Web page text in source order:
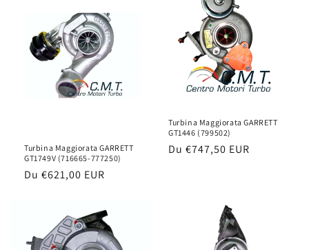
Turbina Maggiorata GARRETT
GT1749V (716665-777250)
Prix
Du €621,00 EUR
Turbina Maggiorata GARRETT
GT1446 (799502)
Prix
Du €747,50 EUR